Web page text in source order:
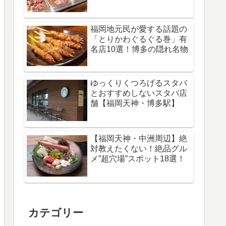
福岡地元民が愛する話題の
「とりかわぐるぐる巻」有
名店10選！博多の隠れ名物
ゆっくりくつろげるスタバ
とおすすめしないスタバ店
舗【福岡天神・博多駅】
【福岡天神・中洲周辺】絶
対教えたくない！絶品グル
メ”超穴場”スポット18選！
カテゴリー